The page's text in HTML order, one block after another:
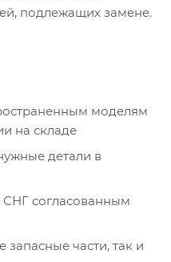
подлежащих замене.
моделям
на складе
детали в
СНГ согласованным
части, так и